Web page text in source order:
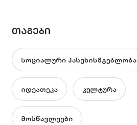
ᲗᲐᲒᲔᲑᲘ
სოციალური პასუხისმგებლობა
იდეათეკა კულტურა
მოსწავლეები